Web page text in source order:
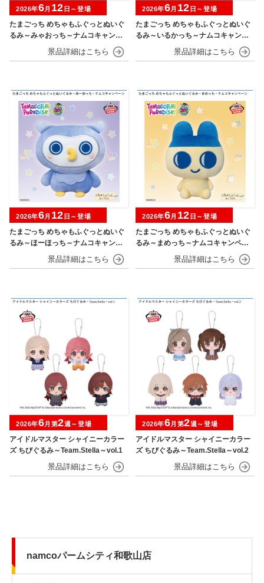
たまごっち めちゃもふぐっとぬいぐ
るみ～みゃおっち～ナムコキャンペ
2026年6月 12 日～登場
たまごっち めちゃもふぐっとぬいぐ
るみ～いるかっち～ナムコキャンペ
2026年6月 12 日～登場
たまごっち めちゃもふぐっとぬいぐ
るみ～ほーほっち～ナムコキャンペ
2026年6月 12 日～登場
たまごっち めちゃもふぐっとぬいぐ
るみ～まめっち～ナムコキャンペー
2026年6月 12 日～登場
アイドルマスター シャイニーカラー
ズ ちびぐるみ～Team.Stella～vol.1
2026年6月第2週～登場
アイドルマスター シャイニーカラー
ズ ちびぐるみ～Team.Stella～vol.2
2026年6月第2週～登場
namcoパームシティ和歌山店